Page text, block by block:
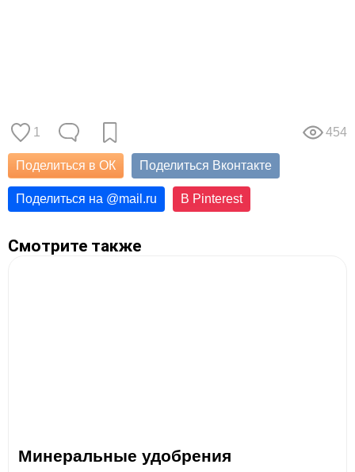
1 454
Поделиться в ОК Поделиться Вконтакте
Поделиться на @mail.ru В Pinterest
Смотрите также
Минеральные удобрения